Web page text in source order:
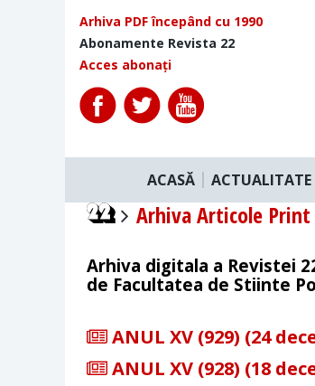
Arhiva PDF începând cu 1990
Abonamente Revista 22
Acces abonați
ACASĂ ACTUALITATE
Arhiva Articole Print
Arhiva digitala a Revistei
de Facultatea de Stiinte
ANUL XV (929) (24
ANUL XV (928) (18